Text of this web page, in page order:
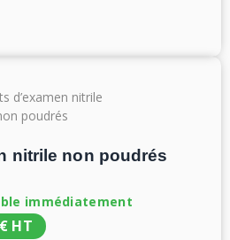
nitrile non poudrés
immédiatement
HT